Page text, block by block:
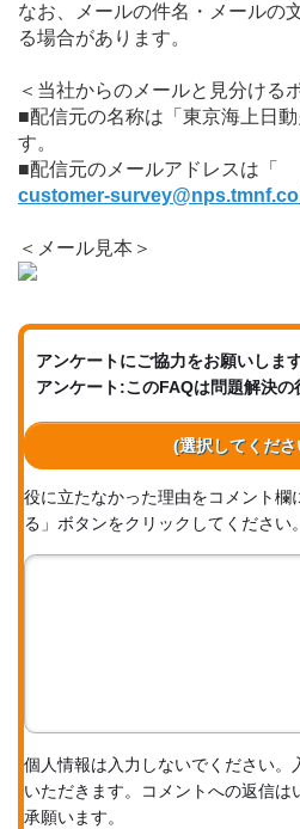
なお、メールの件名・メールの
る場合があります。
＜当社からのメールと見分ける
■配信元の名称は「東京海上日
す。
■配信元のメールアドレスは「
customer-
＜メール見本＞
アンケートにご協力をお願いします
アンケート:このFAQは問題解決
(選択してくださ
役に立たなかった理由をコメント欄
る」ボタンをクリックしてください。
個人情報は入力しないでください。
いただきます。コメントへの返信は
承願います。